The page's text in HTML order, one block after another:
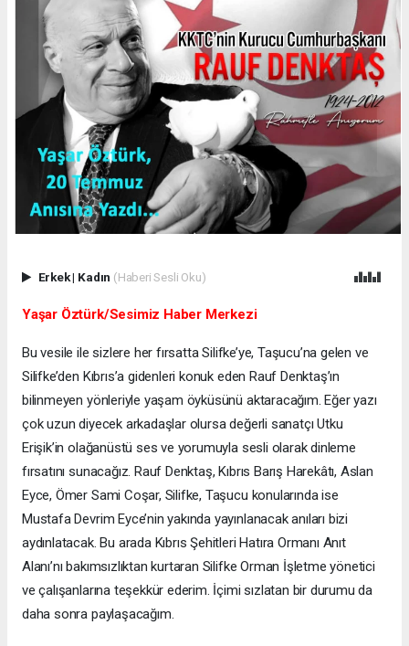
Erkek| Kadın (Haberi Sesli Oku)
Yaşar Öztürk/Sesimiz Haber Merkezi
Bu vesile ile sizlere her fırsatta Silifke’ye, Taşucu’na gelen ve
Silifke’den Kıbrıs’a gidenleri konuk eden Rauf Denktaş’ın
bilinmeyen yönleriyle yaşam öyküsünü aktaracağım. Eğer yazı
çok uzun diyecek arkadaşlar olursa değerli sanatçı Utku
Erişik’in olağanüstü ses ve yorumuyla sesli olarak dinleme
fırsatını sunacağız. Rauf Denktaş, Kıbrıs Barış Harekâtı, Aslan
Eyce, Ömer Sami Coşar, Silifke, Taşucu konularında ise
Mustafa Devrim Eyce’nin yakında yayınlanacak anıları bizi
aydınlatacak. Bu arada Kıbrıs Şehitleri Hatıra Ormanı Anıt
Alanı’nı bakımsızlıktan kurtaran Silifke Orman İşletme yönetici
ve çalışanlarına teşekkür ederim. İçimi sızlatan bir durumu da
daha sonra paylaşacağım.